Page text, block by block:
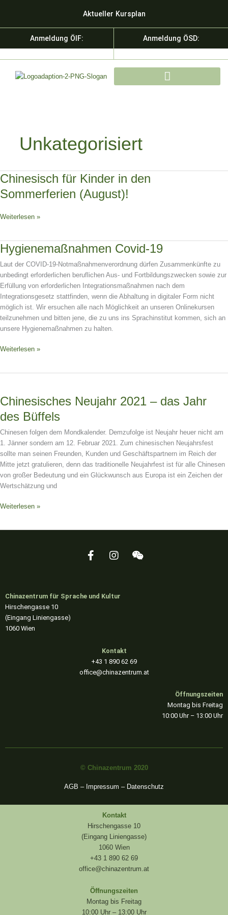
springen
Aktueller Kursplan
Anmeldung ÖIF: Anmeldung ÖSD:
Unkategorisiert
Chinesisch für Kinder in den
Sommerferien (August)!
Chinesisch
Kinder
den
(August)!
Weiterlesen »
Hygienemaßnahmen Covid-19
Laut der COVID-19-Notmaßnahmenverordnung dürfen Zusammenkünfte zu
unbedingt erforderlichen beruflichen Aus- und Fortbildungszwecken sowie zur
Erfüllung von erforderlichen Integrationsmaßnahmen nach dem
Integrationsgesetz stattfinden, wenn die Abhaltung in digitaler Form nicht
möglich ist. Wir ersuchen alle nach Möglichkeit an unseren Onlinekursen
teilzunehmen und bitten jene, die zu uns ins Sprachinstitut kommen, sich an
unsere Hygienemaßnahmen zu halten.
Hygienemaßnahmen
Covid-
19
Weiterlesen »
Chinesisches Neujahr 2021 – das Jahr
des Büffels
Chinesen folgen dem Mondkalender. Demzufolge ist Neujahr heuer nicht am
1. Jänner sondern am 12. Februar 2021. Zum chinesischen Neujahrsfest
sollte man seinen Freunden, Kunden und Geschäftspartnern im Reich der
Mitte jetzt gratulieren, denn das traditionelle Neujahrfest ist für alle Chinesen
von großer Bedeutung und ein Glückwunsch aus Europa ist ein Zeichen der
Wertschätzung und
2021
das
Jahr
des
Büffels
Weiterlesen »
F
b
I
a
W
Chinazentrum für Sprache und Kultur
Hirschengasse 10
(Eingang Liniengasse)
1060 Wien
Kontakt
+43 1 890 62 69
office@chinazentrum.at
Öffnungszeiten
Montag bis Freitag
10:00 Uhr – 13:00 Uhr
© Chinazentrum 2020
AGB – Impressum – Datenschutz
Kontakt
Hirschengasse 10
(Eingang Liniengasse)
1060 Wien
+43 1 890 62 69
office@chinazentrum.at
Öffnungszeiten
Montag bis Freitag
10:00 Uhr – 13:00 Uhr